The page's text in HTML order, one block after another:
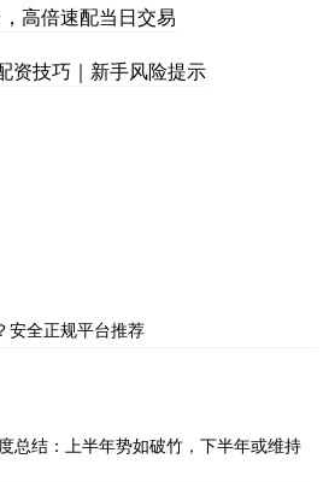
高倍速配当日交易
资技巧｜新手风险提示
安全正规平台推荐
总结：上半年势如破竹，下半年或维持